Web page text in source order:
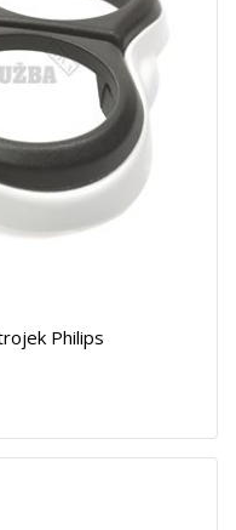
Philips